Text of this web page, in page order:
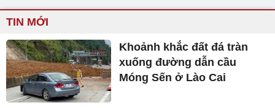
TIN MỚI
Khoảnh khắc đất đá tràn
xuống đường dẫn cầu
Móng Sến ở Lào Cai